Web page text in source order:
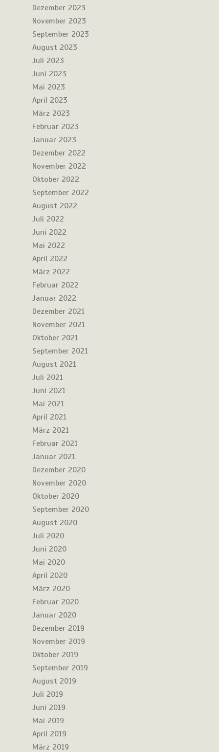
Dezember 2023
November 2023
September 2023
August 2023
Juli 2023
Juni 2023
Mai 2023
April 2023
März 2023
Februar 2023
Januar 2023
Dezember 2022
November 2022
Oktober 2022
September 2022
August 2022
Juli 2022
Juni 2022
Mai 2022
April 2022
März 2022
Februar 2022
Januar 2022
Dezember 2021
November 2021
Oktober 2021
September 2021
August 2021
Juli 2021
Juni 2021
Mai 2021
April 2021
März 2021
Februar 2021
Januar 2021
Dezember 2020
November 2020
Oktober 2020
September 2020
August 2020
Juli 2020
Juni 2020
Mai 2020
April 2020
März 2020
Februar 2020
Januar 2020
Dezember 2019
November 2019
Oktober 2019
September 2019
August 2019
Juli 2019
Juni 2019
Mai 2019
April 2019
März 2019